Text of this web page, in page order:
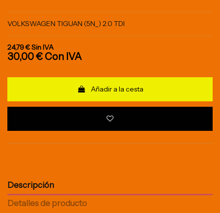
VOLKSWAGEN TIGUAN (5N_) 2.0 TDI
24,79 €Sin IVA
30,00 € Con IVA
Añadir a la cesta
Descripción
Detalles de producto